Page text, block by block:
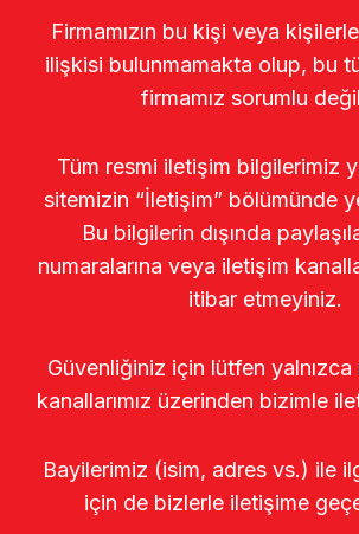
Firmamızın bu kişi veya
ilişkisi bulunmamakta olup, bu
firmamız sorumlu
Tüm resmi iletişim bilgilerimiz
sitemizin “İletişim” bölümünde
Bu bilgilerin dışında
numaralarına veya iletişim
itibar etmeyiniz.
Güvenliğiniz için lütfen
kanallarımız üzerinden bizimle
Bayilerimiz (isim, adres vs.) ile
için de bizlerle iletişime